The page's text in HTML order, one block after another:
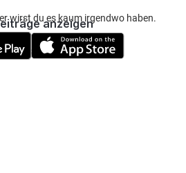
wirst du es kaum irgendwo haben.
Haringdfleet
anzeigen